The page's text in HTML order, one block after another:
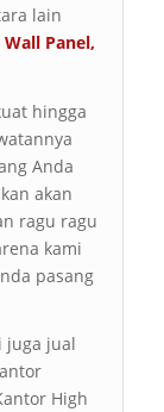
lain
Wall Panel,
hingga
Anda
akan
ragu ragu
kami
pasang
juga jual
High